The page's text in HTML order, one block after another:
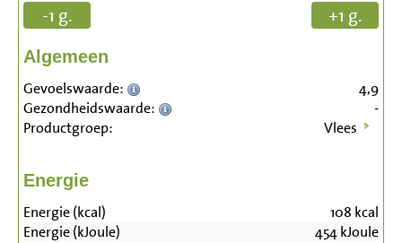
-1 g. +1 g.
Algemeen
Gevoelswaarde:
4,9
Gezondheidswaarde:
-
Productgroep:
Vlees
Energie
Energie (kcal) 108 kcal
Energie (kJoule)
454kJoule